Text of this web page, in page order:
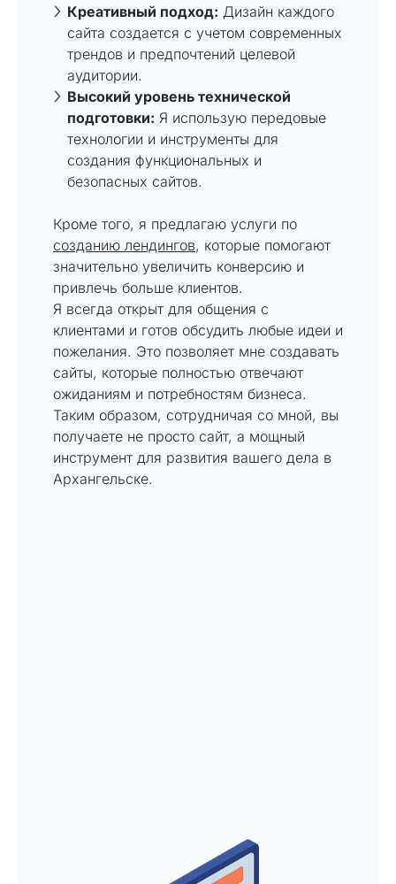
Креативный подход: Дизайн каждого
сайта создается с учетом современных
трендов и предпочтений целевой
аудитории.
Высокий уровень технической
подготовки: Я использую передовые
технологии и инструменты для
создания функциональных и
безопасных сайтов.
Кроме того, я предлагаю услуги по
созданию лендингов, которые помогают
значительно увеличить конверсию и
привлечь больше клиентов.
Я всегда открыт для общения с
клиентами и готов обсудить любые идеи и
пожелания. Это позволяет мне создавать
сайты, которые полностью отвечают
ожиданиям и потребностям бизнеса.
Таким образом, сотрудничая со мной, вы
получаете не просто сайт, а мощный
инструмент для развития вашего дела в
Архангельске.